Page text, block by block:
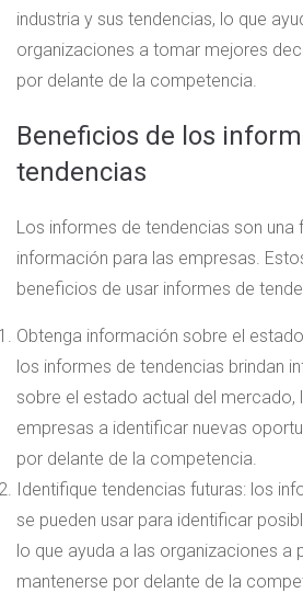
industria y sus tendencias, lo que
organizaciones a tomar mejores
por delante de la competencia.
Beneficios de los
tendencias
Los informes de tendencias son una
información para las empresas.
beneficios de usar informes de
Obtenga información sobre el
los informes de tendencias brindan
sobre el estado actual del mercado,
empresas a identificar nuevas
por delante de la competencia.
Identifique tendencias futuras: los
se pueden usar para identificar
lo que ayuda a las organizaciones a
mantenerse por delante de la